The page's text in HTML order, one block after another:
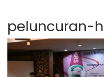
peluncuran-